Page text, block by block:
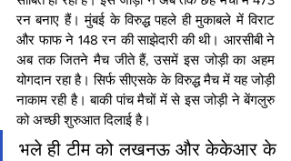
रन बनाए हैं। मुंबई के विरुद्ध पहले ही मुकाबले में विराट
और फाफ ने 148 रन की साझेदारी की थी। आरसीबी ने
अब तक जितने मैच जीते हैं, उसमें इस जोड़ी का अहम
योगदान रहा है। सिर्फ सीएसके के विरुद्ध मैच में यह जोड़ी
नाकाम रही है। बाकी पांच मैचों में से इस जोड़ी ने बेंगलुरु
को अच्छी शुरुआत दिलाई है।
भले ही टीम को लखनऊ और केकेआर के